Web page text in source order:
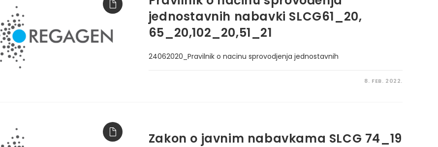
jednostavnih nabavki SLCG61_20,
65_20,102_20,51_21
24062020_Pravilnik o nacinu sprovodjenja jednostavnih
8. FEB. 2022.
Zakon o javnim nabavkama SLCG 74_19